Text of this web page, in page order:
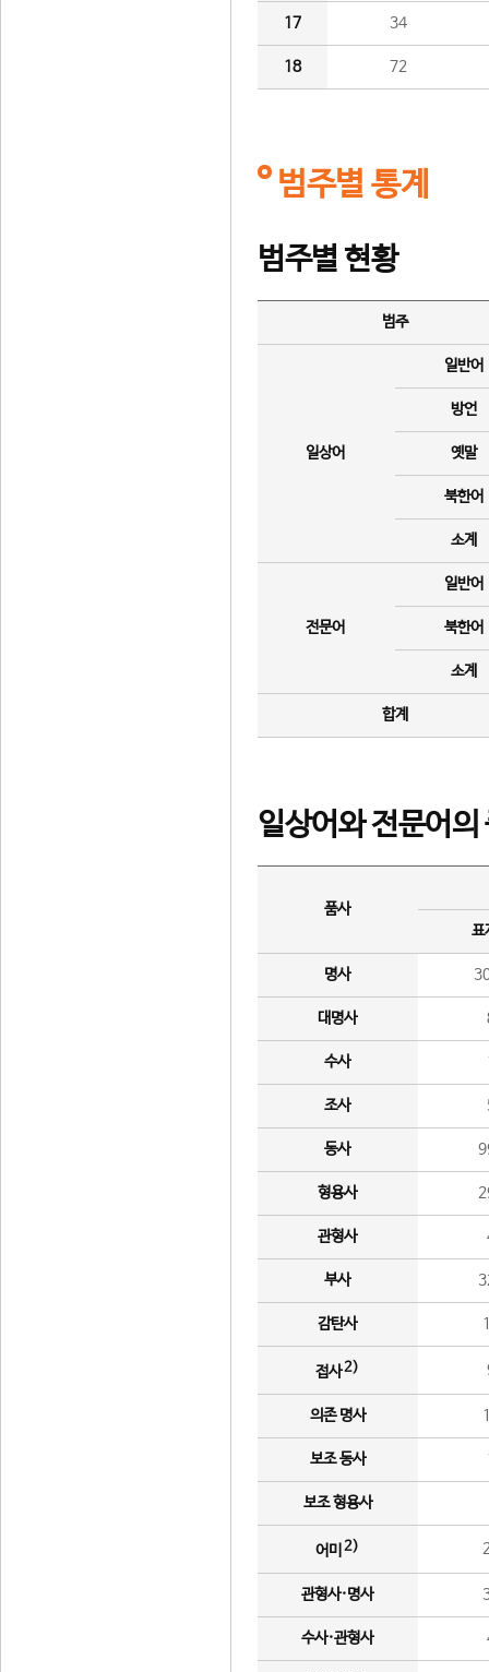
17 34
18 72
범주별 통계
범주별 현황
범주
일상어
일반어
방언
옛말
북한어
소계
전문어
일반어
북한어
소계
합계
일상어와 전문어의
품사
표
명사
대명사
수사
조사
동사
형용사
관형사
부사
감탄사
접사2)
의존 명사
보조 동사
보조 형용사
어미 2)
관형사·명사
수사·관형사